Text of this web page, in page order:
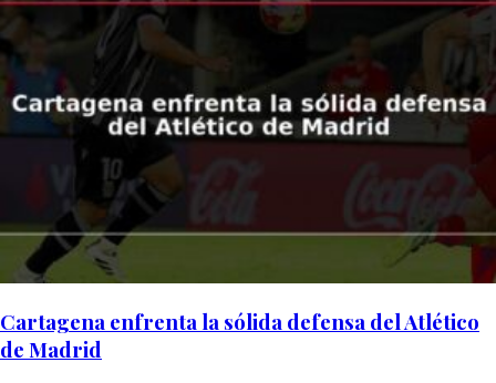
Cartagena enfrenta la sólida defensa del Atlético
de Madrid